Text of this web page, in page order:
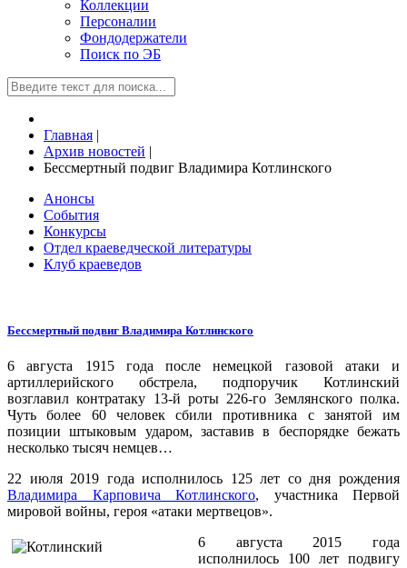
Коллекции
Персоналии
Фондодержатели
Поиск по ЭБ
Главная |
Архив новостей |
Бессмертный подвиг Владимира Котлинского
Анонсы
События
Конкурсы
Отдел краеведческой литературы
Клуб краеведов
Бессмертный подвиг Владимира Котлинского
6 августа 1915 года после немецкой газовой атаки и
артиллерийского обстрела, подпоручик Котлинский
возглавил контратаку 13-й роты 226-го Землянского полка.
Чуть более 60 человек сбили противника с занятой им
позиции штыковым ударом, заставив в беспорядке бежать
несколько тысяч немцев…
22 июля 2019 года исполнилось 125 лет со дня рождения
Владимира Карповича Котлинского, участника Первой
мировой войны, героя «атаки мертвецов».
6 августа 2015 года
исполнилось 100 лет подвигу